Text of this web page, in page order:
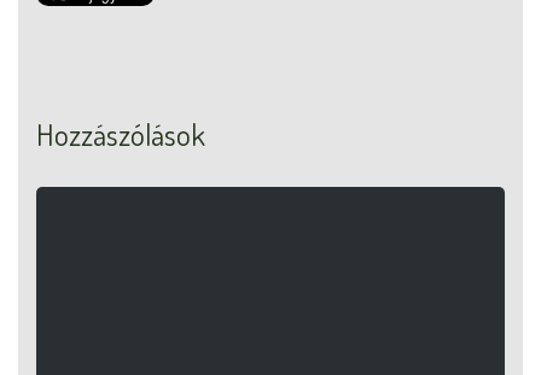
Hozzászólások